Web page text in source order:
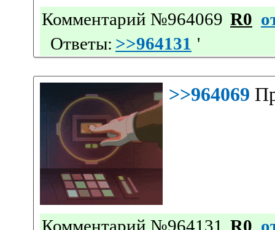
Комментарий №964069 R0
Ответы: >>964131 '
>>964069
Комментарий №964131 R0